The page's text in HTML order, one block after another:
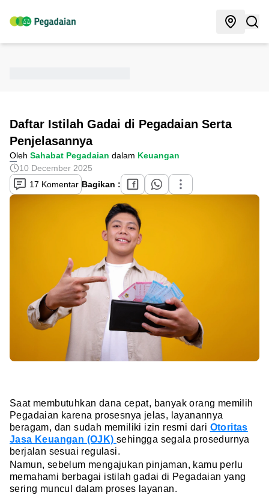
Daftar Istilah Gadai di Pegadaian Serta
Penjelasannya
Oleh Sahabat Pegadaian dalam Keuangan
10 December 2025
17 Komentar Bagikan :
Saat membutuhkan dana cepat, banyak orang memilih
Pegadaian karena prosesnya jelas, layanannya
beragam, dan sudah memiliki izin resmi dari Otoritas
Jasa Keuangan (OJK) sehingga segala prosedurnya
berjalan sesuai regulasi.
Namun, sebelum mengajukan pinjaman, kamu perlu
memahami berbagai istilah gadai di Pegadaian yang
sering muncul dalam proses layanan.